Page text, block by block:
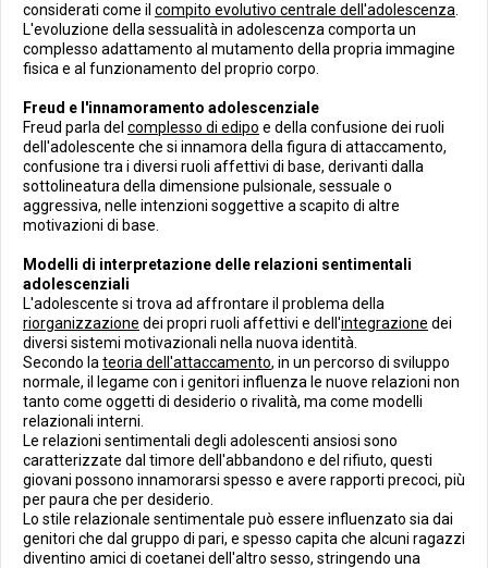
considerati come il compito evolutivo centrale dell'adolescenza
L'evoluzione della sessualità in adolescenza comporta un
complesso adattamento al mutamento della propria immagine
fisica e al funzionamento del proprio corpo.
Freud e l'innamoramento adolescenziale
Freud parla del complesso di edipo e della confusione dei ruoli
dell'adolescente che si innamora della figura di attaccamento,
confusione tra i diversi ruoli affettivi di base, derivanti dalla
sottolineatura della dimensione pulsionale, sessuale o
aggressiva, nelle intenzioni soggettive a scapito di altre
motivazioni di base.
Modelli di interpretazione delle relazioni sentimentali
adolescenziali
L'adolescente si trova ad affrontare il problema della
riorganizzazione dei propri ruoli affettivi e dell'integrazione dei
diversi sistemi motivazionali nella nuova identità.
Secondo la teoria dell'attaccamento, in un percorso di sviluppo
normale, il legame con i genitori influenza le nuove relazioni non
tanto come oggetti di desiderio o rivalità, ma come modelli
relazionali interni.
Le relazioni sentimentali degli adolescenti ansiosi sono
caratterizzate dal timore dell'abbandono e del rifiuto, questi
giovani possono innamorarsi spesso e avere rapporti precoci, più
per paura che per desiderio.
Lo stile relazionale sentimentale può essere influenzato sia dai
genitori che dal gruppo di pari, e spesso capita che alcuni ragazzi
diventino amici di coetanei dell'altro sesso, stringendo una